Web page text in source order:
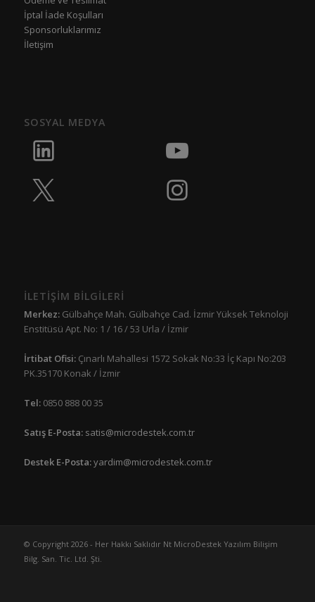
İptal İade Koşulları
Sponsorluklarımız
İletişim
SOSYAL MEDYA
İLETİŞİM BİLGİLERİ
Merkez:Gülbahçe Mah. Gülbahçe Cad. İzmir Yüksek Teknoloji
Enstitüsü Apt. No: 1 / 16 / 53 Urla / İzmir
İrtibat Ofisi: Çınarlı Mahallesi 1572 Sokak No:33 İç Kapı No:203
PK.35170 Konak / İzmir
Tel:0850 888 00 35
Satış E-Posta: satis@microdestek.com.tr
Destek E-Posta:yardim@microdestek.com.tr
© Copyright 2026 - Her Hakkı Saklıdır Nt MicroDestek Yazılım Bilişim
Bilg. San. Tic. Ltd. Şti.